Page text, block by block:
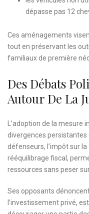
dépasse pas 12
Ces aménagements
tout en préservant les
familiaux de première
Des Débats
Autour De La
L’adoption de la mesure
divergences
défenseurs, l’impôt sur
rééquilibrage fiscal,
ressources sans peser
Ses opposants
l’investissement privé,